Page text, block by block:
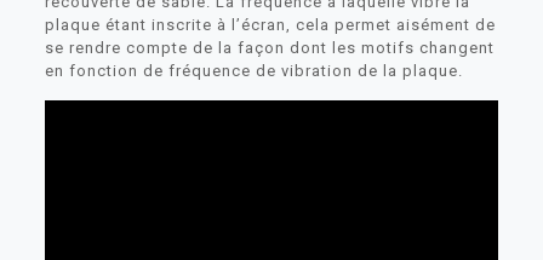
plaque étant inscrite à l’écran, cela permet aisément de
se rendre compte de la façon dont les motifs changent
en fonction de fréquence de vibration de la plaque.